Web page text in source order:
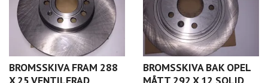
BROMSSKIVA FRAM 288
X 25 VENTILERAD
BROMSSKIVA BAK OPEL
MÅTT 292 X 12 SOLID